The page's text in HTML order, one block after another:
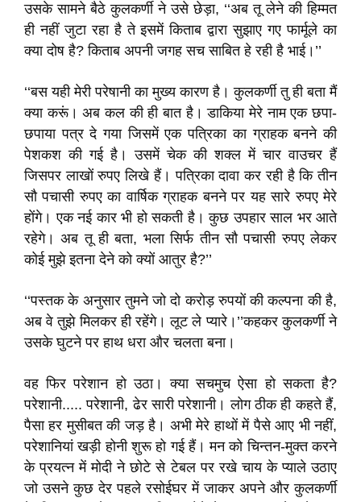
उसके सामने बैठे कुलकर्णी ने उसे छेड़ा, ‘‘अब तू लेने की हिम्मत
ही नहीं जुटा रहा है ते इसमें किताब द्वारा सुझाए गए फार्मूले का
क्या दोष है? किताब अपनी जगह सच साबित हे रही है भाई।’’
‘‘बस यही मेरी परेषानी का मुख्य कारण है। कुलकर्णी तु ही बता मैं
क्या करूं। अब कल की ही बात है। डाकिया मेरे नाम एक छपा-
छपाया पत्र दे गया जिसमें एक पत्रिका का ग्राहक बनने की
पेशकश की गई है। उसमें चेक की शक्ल में चार वाउचर हैं
जिसपर लाखों रुपए लिखे हैं। पत्रिका दावा कर रही है कि तीन
सौ पचासी रुपए का वार्षिक ग्राहक बनने पर यह सारे रुपए मेरे
होंगे। एक नई कार भी हो सकती है। कुछ उपहार साल भर आते
रहेगे। अब तू ही बता, भला सिर्फ तीन सौ पचासी रुपए लेकर
कोई मुझे इतना देने को क्यों आतुर है?’’
‘‘पस्तक के अनुसार तुमने जो दो करोड़ रुपयों की कल्पना की है,
अब वे तुझे मिलकर ही रहेंगे। लूट ले प्यारे।’’कहकर कुलकर्णी ने
उसके घुटने पर हाथ धरा और चलता बना।
वह फिर परेशान हो उठा। क्या सचमुच ऐसा हो सकता है?
परेशानी..... परेशानी, ढेर सारी परेशानी। लोग ठीक ही कहते हैं,
पैसा हर मुसीबत की जड़ है। अभी मेरे हाथों में पैसे आए भी नहीं,
परेशानियां खड़ी होनी शुरू हो गई हैं। मन को चिन्तन-मुक्त करने
के प्रयत्न में मोदी ने छोटे से टेबल पर रखे चाय के प्याले उठाए
जो उसने कुछ देर पहले रसोईघर में जाकर अपने और कुलकर्णी